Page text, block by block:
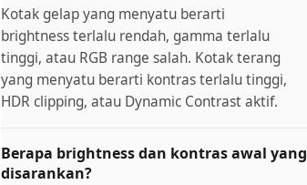
Kotak gelap yang menyatu berarti
brightness terlalu rendah, gamma terlalu
tinggi, atau RGB range salah. Kotak terang
yang menyatu berarti kontras terlalu tinggi,
HDR clipping, atau Dynamic Contrast aktif.
Berapa brightness dan kontras awal yang
disarankan?